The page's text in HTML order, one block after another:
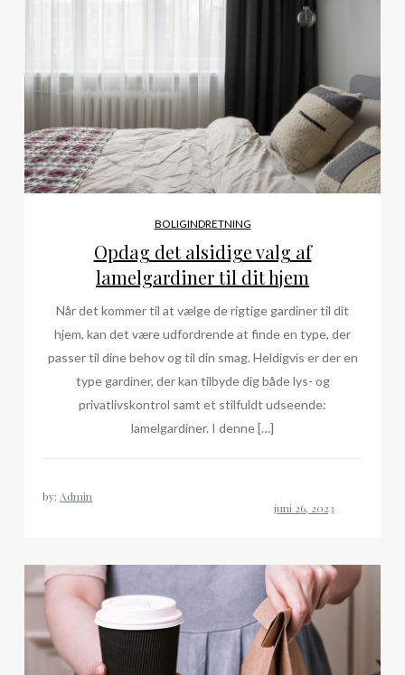
BOLIGINDRETNING
Opdag det alsidige valg af
lamelgardiner til dit hjem
Når det kommer til at vælge de rigtige gardiner til dit
hjem, kan det være udfordrende at finde en type, der
passer til dine behov og til din smag. Heldigvis er der en
type gardiner, der kan tilbyde dig både lys- og
privatlivskontrol samt et stilfuldt udseende:
lamelgardiner. I denne […]
by:Admin